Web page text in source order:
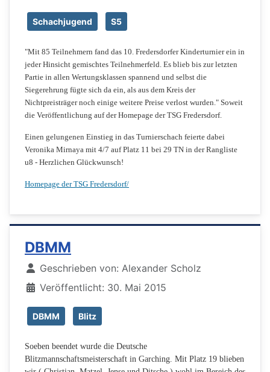
Schachjugend S5
"Mit 85 Teilnehmern fand das 10. Fredersdorfer Kinderturnier ein in
jeder Hinsicht gemischtes Teilnehmerfeld. Es blieb bis zur letzten
Partie in allen Wertungsklassen spannend und selbst die
Siegerehrung fügte sich da ein, als aus dem Kreis der
Nichtpreisträger noch einige weitere Preise verlost wurden." Soweit
die Veröffentlichung auf der Homepage der TSG Fredersdorf.
Einen gelungenen Einstieg in das Turnierschach feierte dabei
Veronika Mirnaya mit 4/7 auf Platz 11 bei 29 TN in der Rangliste
u8 - Herzlichen Glückwunsch!
Homepage der TSG Fredersdorf/
DBMM
DetailsGeschrieben von: Alexander Scholz
Veröffentlicht: 30. Mai 2015
DBMM Blitz
Soeben beendet wurde die Deutsche
Blitzmannschaftsmeisterschaft in Garching. Mit Platz 19 blieben